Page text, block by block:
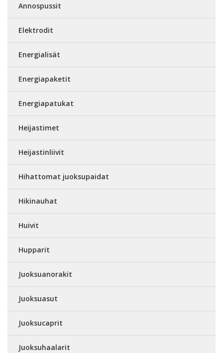
Annospussit
Elektrodit
Energialisät
Energiapaketit
Energiapatukat
Heijastimet
Heijastinliivit
Hihattomat juoksupaidat
Hikinauhat
Huivit
Hupparit
Juoksuanorakit
Juoksuasut
Juoksucaprit
Juoksuhaalarit